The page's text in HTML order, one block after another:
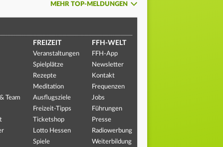
MEHR TOP-MELDUNGEN
Team
FREIZEIT
Veranstaltungen
Spielplätze
Rezepte
Meditation
Ausflugsziele
Freizeit-Tipps
Ticketshop
Lotto Hessen
Spiele
FFH-WELT
FFH-App
Newsletter
Kontakt
Frequenzen
Jobs
Führungen
Presse
Radiowerbung
Weiterbildung